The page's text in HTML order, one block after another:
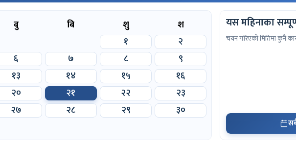
बु बि शु
श
१
२
६ ७ ८
९
१३ १४ १५
१६
२० २१ २२
२३
२७ २८ २९
३०
यस महिनाका
चयन गरिएको मितिमा कुनै